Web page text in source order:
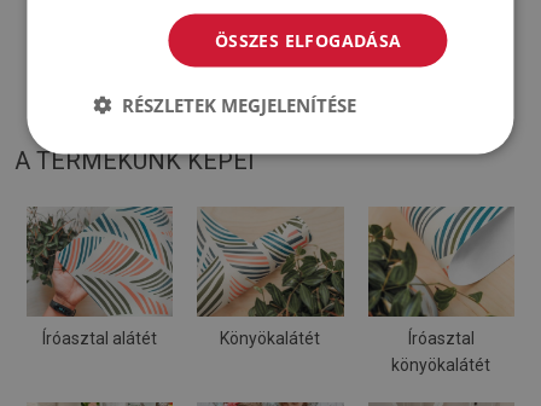
A szőnyegek árnyalatai kis mértékben eltérhetnek az
A TERMÉKÜNK KÉPEI
Íróasztal alátét Könyökalátét
Íróasztal
könyökalátét
ÖSSZES ELFOGADÁSA
RÉSZLETEK MEGJELENÍTÉSE